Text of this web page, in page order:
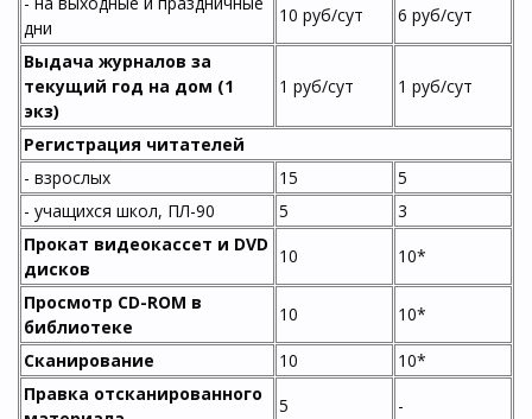
дни
10 руб/сут 6 руб/сут
Выдача журналов за
текущий год на дом (1
экз)
1 руб/сут 1 руб/сут
Регистрация читателей
- взрослых
15
5
- учащихся школ, ПЛ-90
5
3
Прокат видеокассет и DVD
дисков
10 10*
Просмотр CD-ROM в
библиотеке
10 10*
Сканирование 10
10*
Правка отсканированного
5 -